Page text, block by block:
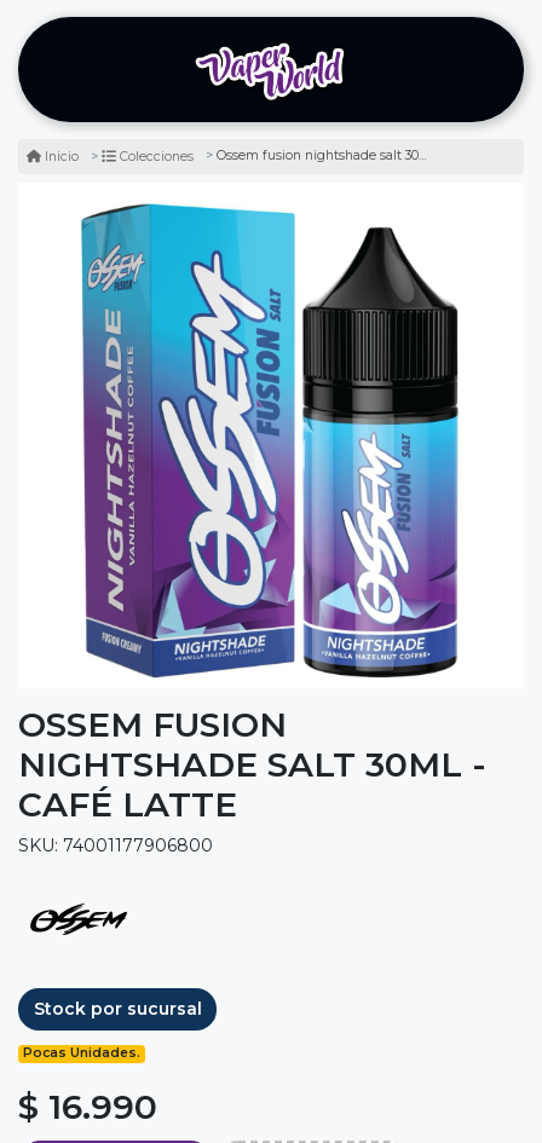
Inicio Colecciones Ossem fusion nightshade salt 30ml - café latte
OSSEM FUSION
NIGHTSHADE SALT 30ML -
CAFÉ LATTE
SKU: 74001177906800
Stock por sucursal
Pocas Unidades.
$ 16.990